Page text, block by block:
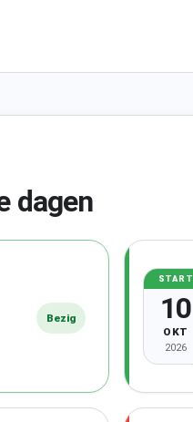
dagen
Bezig
START
10
OKT
2026